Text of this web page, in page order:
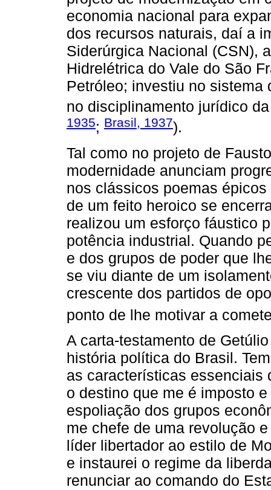
economia nacional para
dos recursos naturais, daí a
Siderúrgica Nacional (CSN),
Hidrelétrica do Vale do São
Petróleo; investiu no
no disciplinamento jurídico
1935; Brasil, 1937).
Tal como no projeto de
modernidade anunciam
nos clássicos poemas
de um feito heroico se
realizou um esforço fáustico
potência industrial. Quando
e dos grupos de poder que
se viu diante de um
crescente dos partidos de
ponto de lhe motivar a
A carta-testamento de
história política do Brasil.
as características essenciais
o destino que me é imposto
espoliação dos grupos
me chefe de uma revolução
líder libertador ao estilo de
e instaurei o regime da
renunciar ao comando do